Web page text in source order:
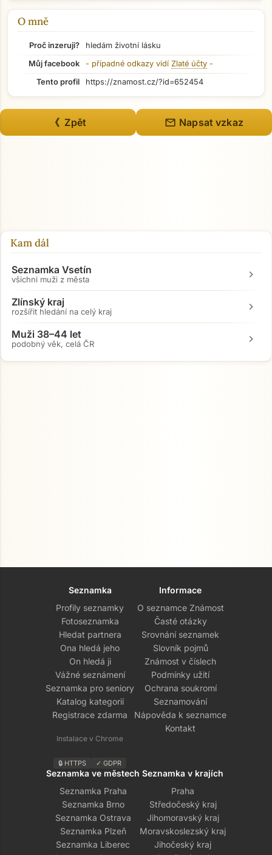
Přejít na hlavní obsah
O mně
Proč inzeruji?
hledám životní lásku
Můj facebook
- případné odkazy vidí Zlaté účty -
Tento profil
https://znamost.cz/?id=652454
《 Zpět mail Napsat vzkaz
Kam dál
Seznamka Vsetín
všichni muži z města chevron_right
Zlínský kraj
rozšířit hledání na celý kraj chevron_right
Muži 38–44 let
podobný věk, celá ČR chevron_right
Seznamka
Profily seznamky
Fotoseznamka
Hledat partnera
Ona hledá jeho
On hledá ji
Vážné seznámení
Seznamka pro seniory
Katalog kategorií
Registrace zdarma
Instalace v Chrome
🔒 HTTPS ✓ GDPR
Informace
O seznamce Známost
Časté otázky
Srovnání seznamek
Slovník pojmů
Známost v číslech
Podmínky užití
Ochrana soukromí
Seznamování
Nápověda k seznamce
Kontakt
Seznamka ve městech
Seznamka Praha
Seznamka Brno
Seznamka Ostrava
Seznamka Plzeň
Seznamka Liberec
Seznamka v krajích
Praha
Středočeský kraj
Jihomoravský kraj
Moravskoslezský kraj
Jihočeský kraj